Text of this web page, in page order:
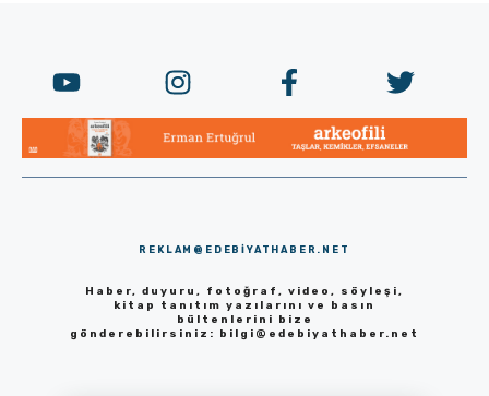
REKLAM@EDEBIYATHABER.NET
Haber, duyuru, fotoğraf, video, söyleşi,
kitap tanıtım yazılarını ve basın
bültenlerini bize
gönderebilirsiniz: bilgi@edebiyathaber.net